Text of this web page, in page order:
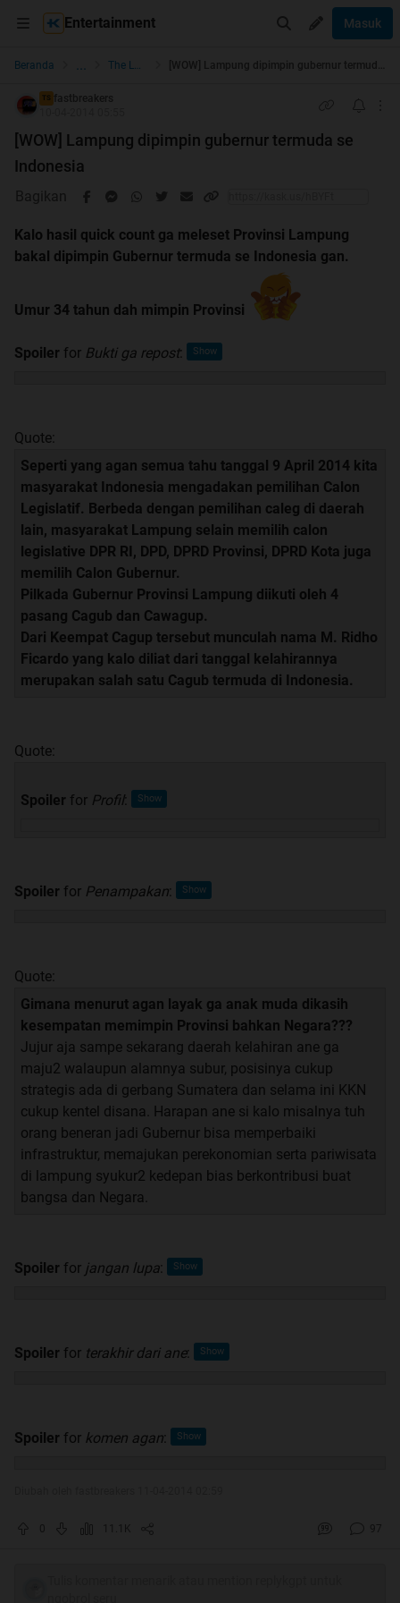
Entertainment Masuk
Beranda ... The Lounge
TS
fastbreakers
[WOW] Lampung dipimpin gubernur termuda se
Indonesia
Bagikan
Kalo hasil quick count ga meleset Provinsi Lampung
bakal dipimpin Gubernur termuda se Indonesia gan.
Umur 34 tahun dah mimpin Provinsi
Spoiler for Bukti ga repost:
Quote:
Seperti yang agan semua tahu tanggal 9 April 2014 kita
masyarakat Indonesia mengadakan pemilihan Calon
Legislatif. Berbeda dengan pemilihan caleg di daerah
lain, masyarakat Lampung selain memilih calon
legislative DPR RI, DPD, DPRD Provinsi, DPRD Kota juga
memilih Calon Gubernur.
Pilkada Gubernur Provinsi Lampung diikuti oleh 4
pasang Cagub dan Cawagup.
Dari Keempat Cagup tersebut munculah nama M. Ridho
Ficardo yang kalo diliat dari tanggal kelahirannya
merupakan salah satu Cagub termuda di Indonesia.
Quote:
Spoiler for Profil:
Spoiler for Penampakan:
Quote:
Gimana menurut agan layak ga anak muda dikasih
kesempatan memimpin Provinsi bahkan Negara???
Jujur aja sampe sekarang daerah kelahiran ane ga
maju2 walaupun alamnya subur, posisinya cukup
strategis ada di gerbang Sumatera dan selama ini KKN
cukup kentel disana. Harapan ane si kalo misalnya tuh
orang beneran jadi Gubernur bisa memperbaiki
infrastruktur, memajukan perekonomian serta pariwisata
di lampung syukur2 kedepan bias berkontribusi buat
bangsa dan Negara.
Spoiler for jangan lupa:
Spoiler for terakhir dari ane:
Spoiler for komen agan:
0 11.1K 97